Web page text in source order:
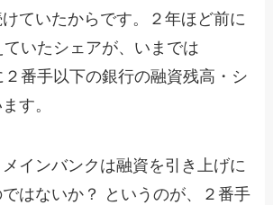
ていたからです。２年ほど前に
いたシェアが、いまでは
番手以下の銀行の融資残高・シ
す。
インバンクは融資を引き上げに
はないか？ というのが、２番手